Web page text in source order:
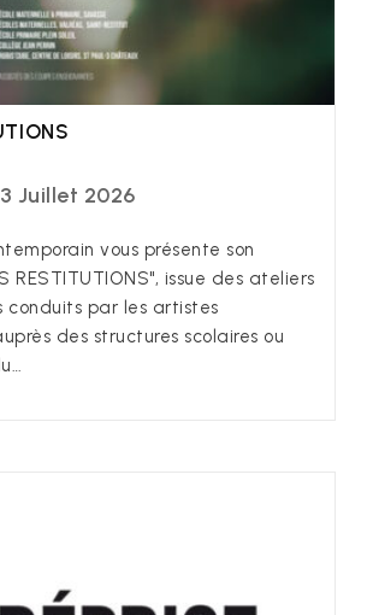
Juillet 2026
vous présente son
RESTITUTIONS", issue des ateliers
conduits par les artistes
des structures scolaires ou